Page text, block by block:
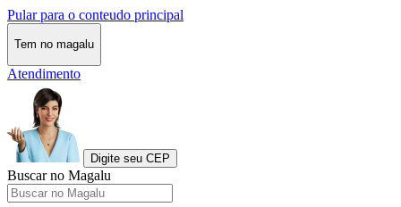
Pular para o conteudo principal
Tem no magalu
Atendimento
Digite seu CEP
Buscar no Magalu